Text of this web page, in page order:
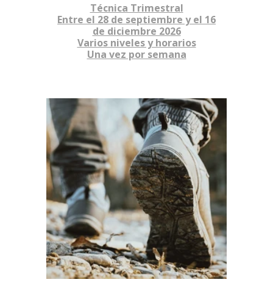
Técnica Trimestral
Entre el 28 de septiembre y el 16
de diciembre 2026
Varios niveles y horarios
Una vez por semana